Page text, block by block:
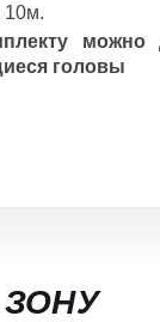
10м.
можно
головы